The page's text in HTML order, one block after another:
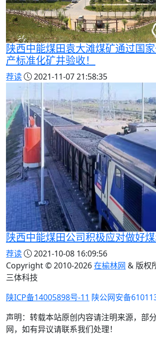
陕西中能煤田袁大滩煤矿通过国
产标准化矿井验收！
荐读 2021-11-07 21:58:35
陕西中能煤田公司积极应对做好
荐读
2021-10-08 16:09:56
Copyright © 2010-2026在榆林网 & 版权
三体科技
陕ICP备14005898号-11 陕公网安备
声明：转载本站原创内容请注明来源，部
网，如有异议请联系我们处理！